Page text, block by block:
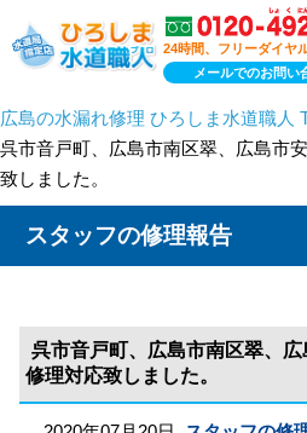
24時間、フリーダイヤ
メールでのお問い
広島の水漏れ修理 ひろしま水道職人
呉市音戸町、広島市南区翠、広島市
致しました。
スタッフの修理報告
呉市音戸町、広島市南区翠、
修理対応致しました。